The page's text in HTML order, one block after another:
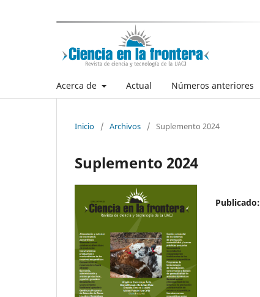
Acerca de Actual Números anteriores
Inicio / Archivos / Suplemento 2024
Suplemento 2024
Publicado: